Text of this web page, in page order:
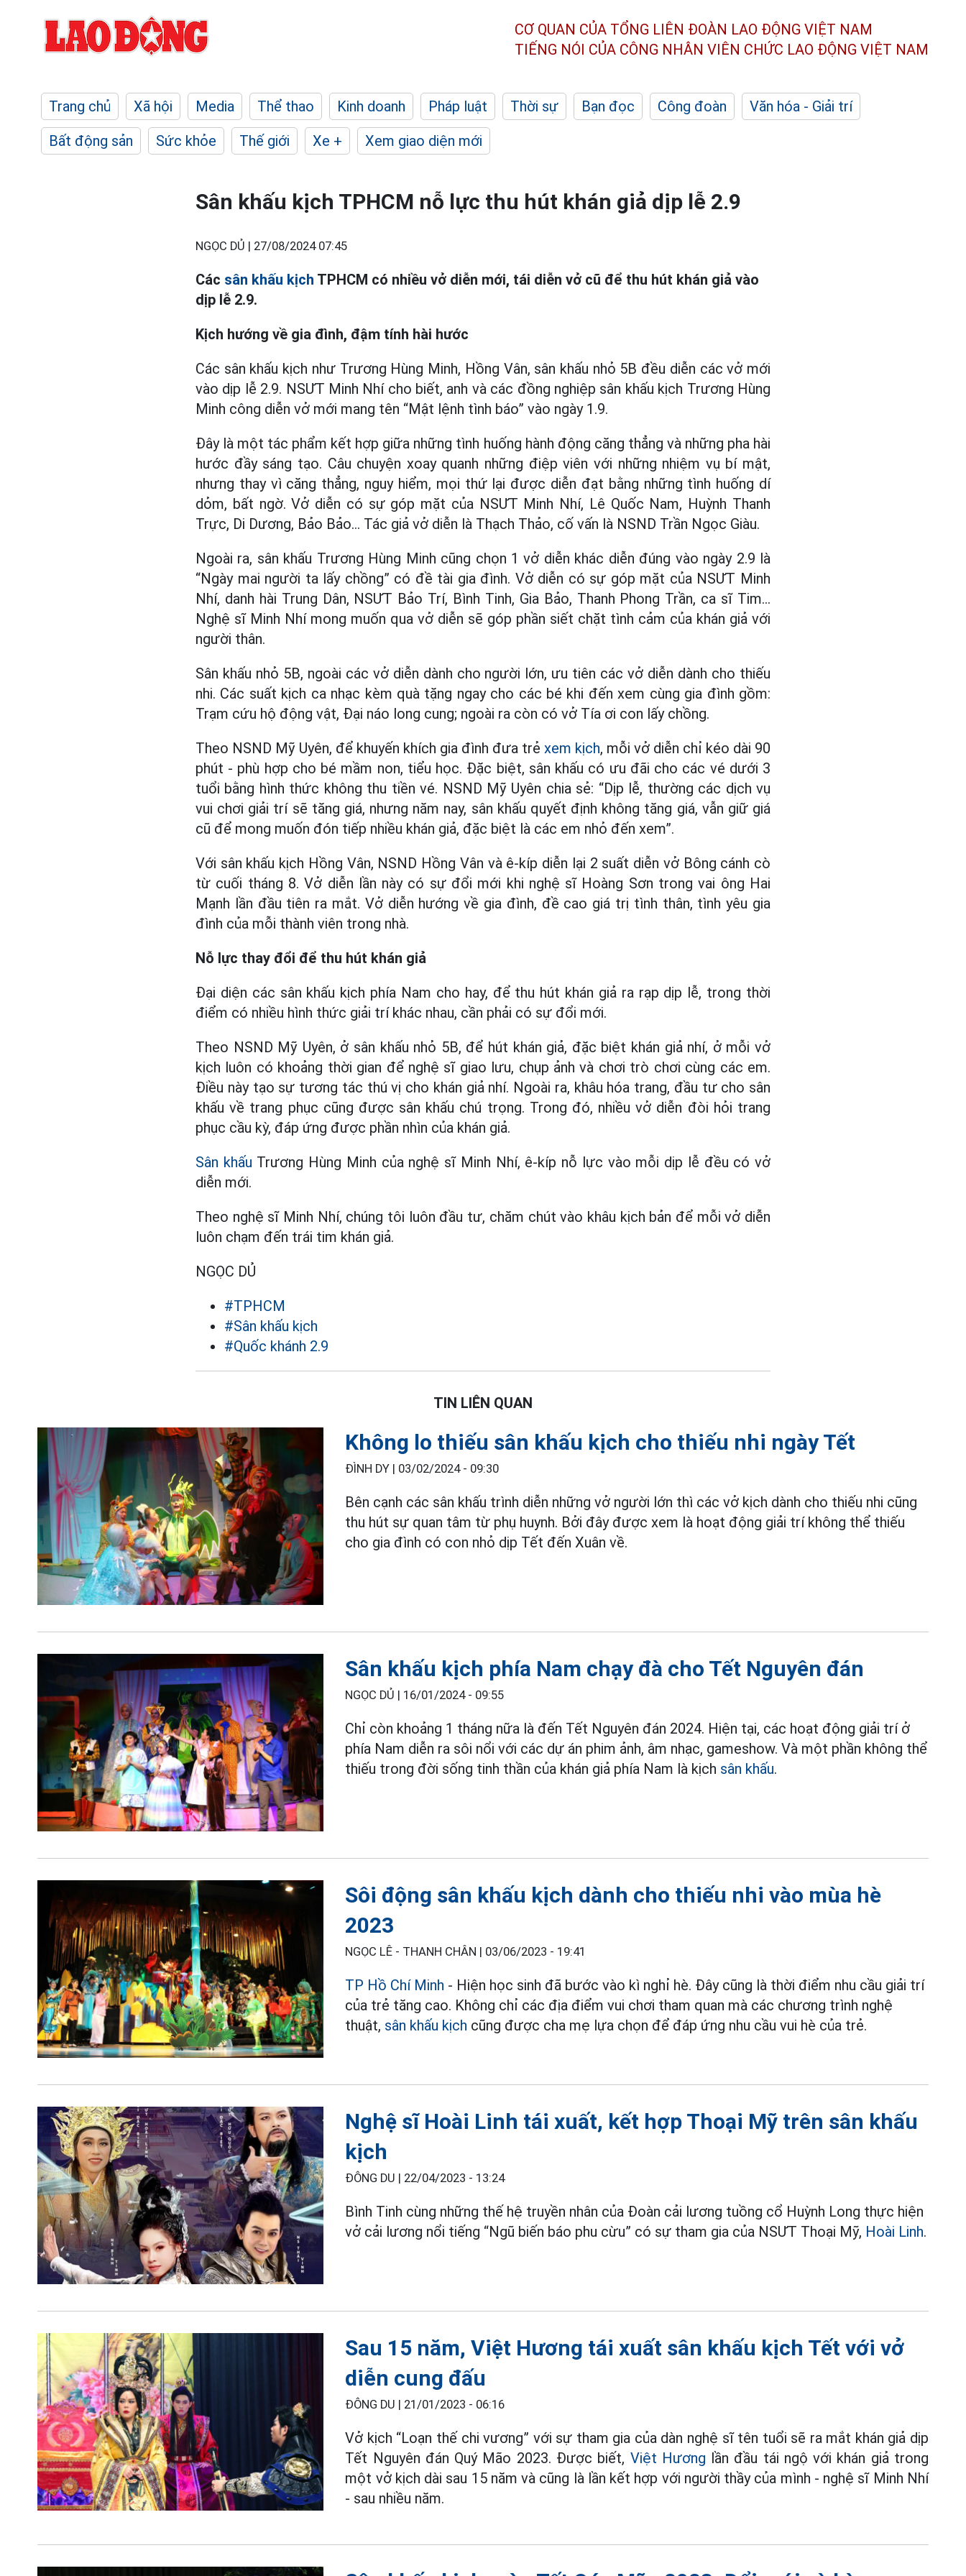
CƠ QUAN CỦA TỔNG LIÊN ĐOÀN LAO ĐỘNG VIỆT NAM
TIẾNG NÓI CỦA CÔNG NHÂN VIÊN CHỨC LAO ĐỘNG VIỆT NAM
Trang chủ Xã hội Media Thể thao Kinh doanh Pháp luật Thời sự Bạn đọc Công đoàn
Văn hóa - Giải trí
Bất động sản
Sức khỏe Thế giới Xe + Xem giao diện mới
Sân khấu kịch TPHCM nỗ lực thu hút khán giả dịp lễ 2.9
NGỌC DỦ | 27/08/2024 07:45
Các sân khấu kịch TPHCM có nhiều vở diễn mới, tái diễn vở cũ để thu hút khán giả vào
dịp lễ 2.9.
Kịch hướng về gia đình, đậm tính hài hước
Các sân khấu kịch như Trương Hùng Minh, Hồng Vân, sân khấu nhỏ 5B đều diễn các vở mới
vào dịp lễ 2.9. NSƯT Minh Nhí cho biết, anh và các đồng nghiệp sân khấu kịch Trương Hùng
Minh công diễn vở mới mang tên “Mật lệnh tình báo” vào ngày 1.9.
Đây là một tác phẩm kết hợp giữa những tình huống hành động căng thẳng và những pha hài
hước đầy sáng tạo. Câu chuyện xoay quanh những điệp viên với những nhiệm vụ bí mật,
nhưng thay vì căng thẳng, nguy hiểm, mọi thứ lại được diễn đạt bằng những tình huống dí
dỏm, bất ngờ. Vở diễn có sự góp mặt của NSƯT Minh Nhí, Lê Quốc Nam, Huỳnh Thanh
Trực, Di Dương, Bảo Bảo... Tác giả vở diễn là Thạch Thảo, cố vấn là NSND Trần Ngọc Giàu.
Ngoài ra, sân khấu Trương Hùng Minh cũng chọn 1 vở diễn khác diễn đúng vào ngày 2.9 là
“Ngày mai người ta lấy chồng” có đề tài gia đình. Vở diễn có sự góp mặt của NSƯT Minh
Nhí, danh hài Trung Dân, NSƯT Bảo Trí, Bình Tinh, Gia Bảo, Thanh Phong Trần, ca sĩ Tim...
Nghệ sĩ Minh Nhí mong muốn qua vở diễn sẽ góp phần siết chặt tình cảm của khán giả với
người thân.
Sân khấu nhỏ 5B, ngoài các vở diễn dành cho người lớn, ưu tiên các vở diễn dành cho thiếu
nhi. Các suất kịch ca nhạc kèm quà tặng ngay cho các bé khi đến xem cùng gia đình gồm:
Trạm cứu hộ động vật, Đại náo long cung; ngoài ra còn có vở Tía ơi con lấy chồng.
Theo NSND Mỹ Uyên, để khuyến khích gia đình đưa trẻ xem kịch, mỗi vở diễn chỉ kéo dài 90
phút - phù hợp cho bé mầm non, tiểu học. Đặc biệt, sân khấu có ưu đãi cho các vé dưới 3
tuổi bằng hình thức không thu tiền vé. NSND Mỹ Uyên chia sẻ: “Dịp lễ, thường các dịch vụ
vui chơi giải trí sẽ tăng giá, nhưng năm nay, sân khấu quyết định không tăng giá, vẫn giữ giá
cũ để mong muốn đón tiếp nhiều khán giả, đặc biệt là các em nhỏ đến xem”.
Với sân khấu kịch Hồng Vân, NSND Hồng Vân và ê-kíp diễn lại 2 suất diễn vở Bông cánh cò
từ cuối tháng 8. Vở diễn lần này có sự đổi mới khi nghệ sĩ Hoàng Sơn trong vai ông Hai
Mạnh lần đầu tiên ra mắt. Vở diễn hướng về gia đình, đề cao giá trị tình thân, tình yêu gia
đình của mỗi thành viên trong nhà.
Nỗ lực thay đổi để thu hút khán giả
Đại diện các sân khấu kịch phía Nam cho hay, để thu hút khán giả ra rạp dịp lễ, trong thời
điểm có nhiều hình thức giải trí khác nhau, cần phải có sự đổi mới.
Theo NSND Mỹ Uyên, ở sân khấu nhỏ 5B, để hút khán giả, đặc biệt khán giả nhí, ở mỗi vở
kịch luôn có khoảng thời gian để nghệ sĩ giao lưu, chụp ảnh và chơi trò chơi cùng các em.
Điều này tạo sự tương tác thú vị cho khán giả nhí. Ngoài ra, khâu hóa trang, đầu tư cho sân
khấu về trang phục cũng được sân khấu chú trọng. Trong đó, nhiều vở diễn đòi hỏi trang
phục cầu kỳ, đáp ứng được phần nhìn của khán giả.
Sân khấu Trương Hùng Minh của nghệ sĩ Minh Nhí, ê-kíp nỗ lực vào mỗi dịp lễ đều có vở
diễn mới.
Theo nghệ sĩ Minh Nhí, chúng tôi luôn đầu tư, chăm chút vào khâu kịch bản để mỗi vở diễn
luôn chạm đến trái tim khán giả.
NGỌC DỦ
#TPHCM
#Sân khấu kịch
#Quốc khánh 2.9
TIN LIÊN QUAN
Không lo thiếu sân khấu kịch cho thiếu nhi ngày Tết
ĐÌNH DY | 03/02/2024 - 09:30
Bên cạnh các sân khấu trình diễn những vở người lớn thì các vở kịch dành cho thiếu nhi cũng
thu hút sự quan tâm từ phụ huynh. Bởi đây được xem là hoạt động giải trí không thể thiếu
cho gia đình có con nhỏ dịp Tết đến Xuân về.
Sân khấu kịch phía Nam chạy đà cho Tết Nguyên đán
NGỌC DỦ | 16/01/2024 - 09:55
Chỉ còn khoảng 1 tháng nữa là đến Tết Nguyên đán 2024. Hiện tại, các hoạt động giải trí ở
phía Nam diễn ra sôi nổi với các dự án phim ảnh, âm nhạc, gameshow. Và một phần không thể
thiếu trong đời sống tinh thần của khán giả phía Nam là kịch sân khấu.
Sôi động sân khấu kịch dành cho thiếu nhi vào mùa hè
2023
NGỌC LÊ - THANH CHÂN | 03/06/2023 - 19:41
TP Hồ Chí Minh - Hiện học sinh đã bước vào kì nghỉ hè. Đây cũng là thời điểm nhu cầu giải trí
của trẻ tăng cao. Không chỉ các địa điểm vui chơi tham quan mà các chương trình nghệ
thuật, sân khấu kịch cũng được cha mẹ lựa chọn để đáp ứng nhu cầu vui hè của trẻ.
Nghệ sĩ Hoài Linh tái xuất, kết hợp Thoại Mỹ trên sân khấu
kịch
ĐÔNG DU | 22/04/2023 - 13:24
Bình Tinh cùng những thế hệ truyền nhân của Đoàn cải lương tuồng cổ Huỳnh Long thực hiện
vở cải lương nổi tiếng “Ngũ biến báo phu cừu” có sự tham gia của NSƯT Thoại Mỹ, Hoài Linh.
Sau 15 năm, Việt Hương tái xuất sân khấu kịch Tết với vở
diễn cung đấu
ĐÔNG DU | 21/01/2023 - 06:16
Vở kịch “Loạn thế chi vương” với sự tham gia của dàn nghệ sĩ tên tuổi sẽ ra mắt khán giả dịp
Tết Nguyên đán Quý Mão 2023. Được biết, Việt Hương lần đầu tái ngộ với khán giả trong
một vở kịch dài sau 15 năm và cũng là lần kết hợp với người thầy của mình - nghệ sĩ Minh Nhí
- sau nhiều năm.